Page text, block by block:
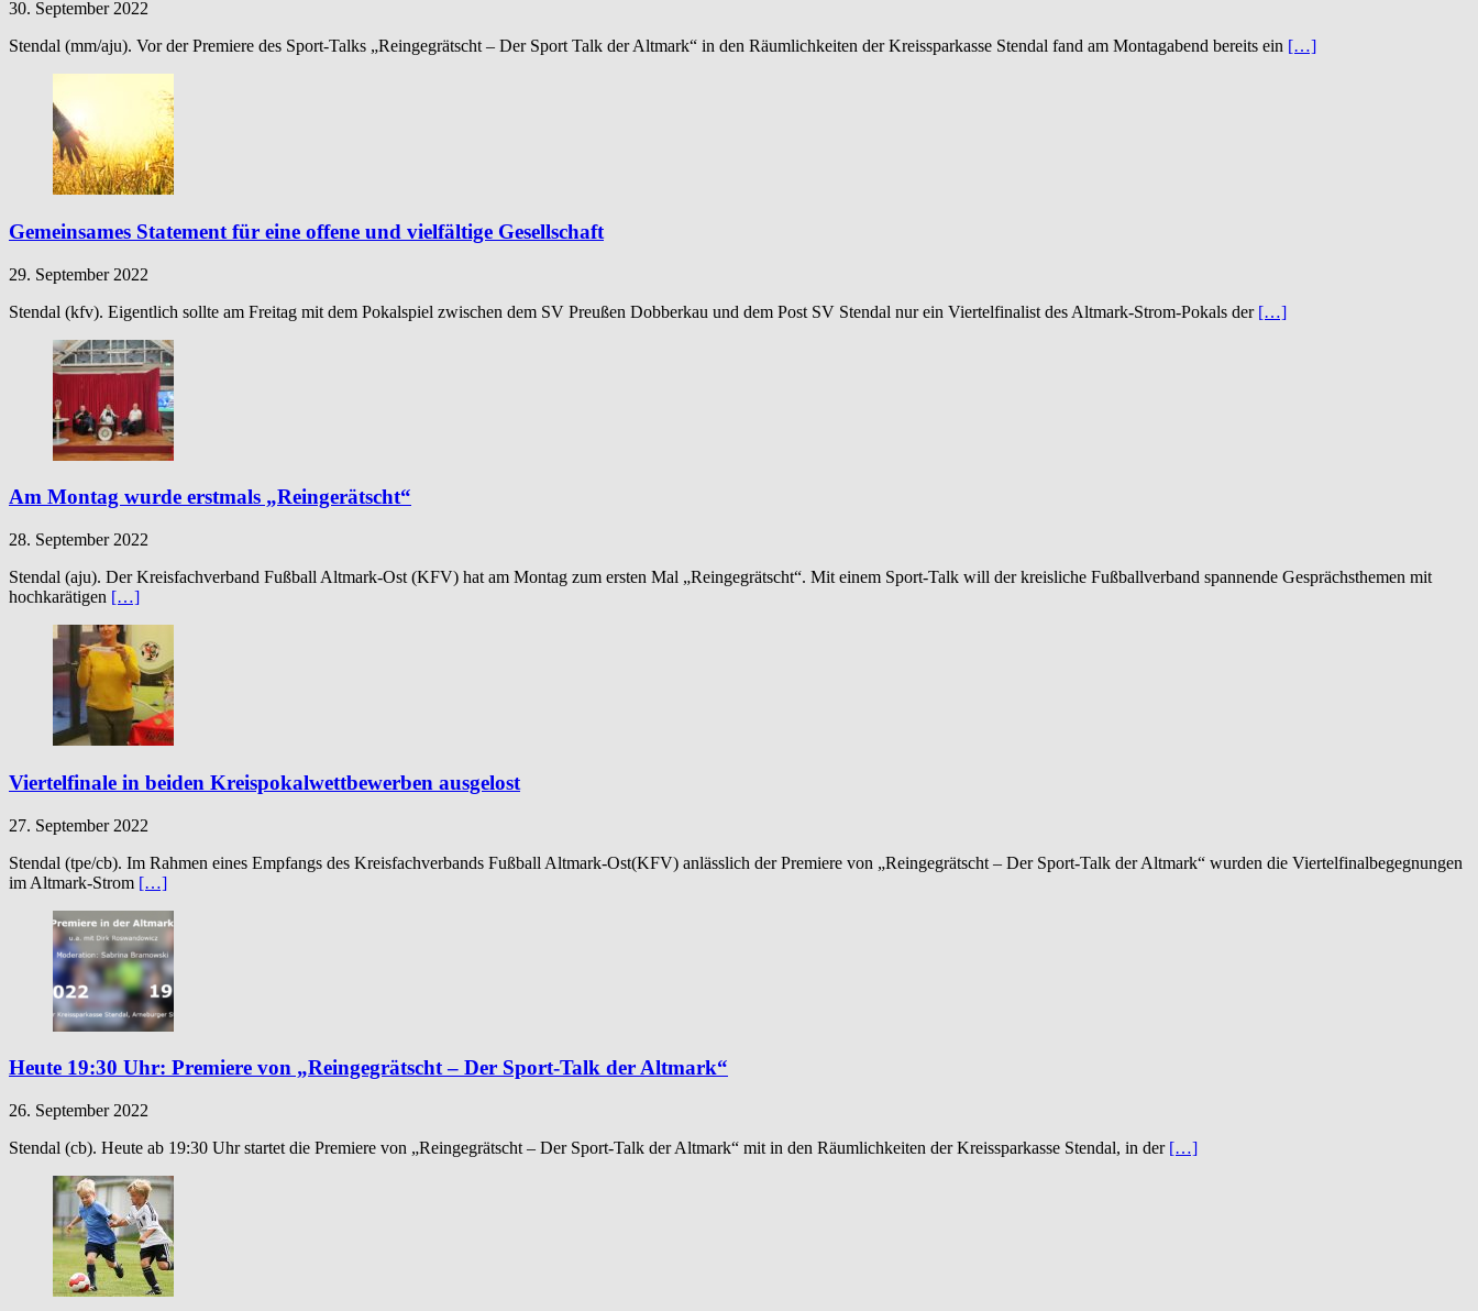
30. September 2022
Stendal (mm/aju). Vor der Premiere des Sport-Talks „Reingegrätscht – Der Sport Talk der Altmark“ in den Räumlichkeiten der Kreissparkasse Stendal fand am Montagabend bereits ein […]
Gemeinsames Statement für eine offene und vielfältige Gesellschaft
29. September 2022
Stendal (kfv). Eigentlich sollte am Freitag mit dem Pokalspiel zwischen dem SV Preußen Dobberkau und dem Post SV Stendal nur ein Viertelfinalist des Altmark-Strom-Pokals der […]
Am Montag wurde erstmals „Reingerätscht“
28. September 2022
Stendal (aju). Der Kreisfachverband Fußball Altmark-Ost (KFV) hat am Montag zum ersten Mal „Reingegrätscht“. Mit einem Sport-Talk will der kreisliche Fußballverband spannende Gesprächsthemen mit
hochkarätigen […]
Viertelfinale in beiden Kreispokalwettbewerben ausgelost
27. September 2022
Stendal (tpe/cb). Im Rahmen eines Empfangs des Kreisfachverbands Fußball Altmark-Ost(KFV) anlässlich der Premiere von „Reingegrätscht – Der Sport-Talk der Altmark“ wurden die Viertelfinalbegegnungen
im Altmark-Strom […]
Heute 19:30 Uhr: Premiere von „Reingegrätscht – Der Sport-Talk der Altmark“
26. September 2022
Stendal (cb). Heute ab 19:30 Uhr startet die Premiere von „Reingegrätscht – Der Sport-Talk der Altmark“ mit in den Räumlichkeiten der Kreissparkasse Stendal, in der […]